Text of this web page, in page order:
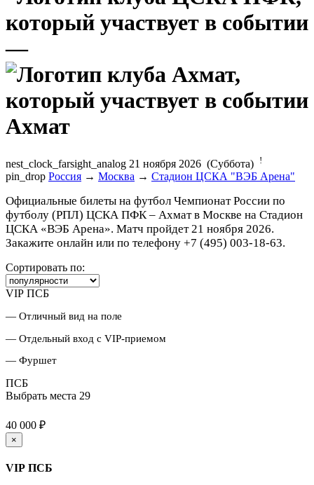
—
Ахмат
nest_clock_farsight_analog 21 ноября 2026 (Суббота) !
pin_drop Россия → Москва → Стадион ЦСКА "ВЭБ Арена"
Официальные билеты на футбол Чемпионат России по
футболу (РПЛ) ЦСКА ПФК – Ахмат в Москве на Стадион
ЦСКА «ВЭБ Арена». Матч пройдет 21 ноября 2026.
Закажите онлайн или по телефону +7 (495) 003-18-63.
Сортировать по:
VIP ПСБ
— Отличный вид на поле
— Отдельный вход с VIP-приемом
— Фуршет
ПСБ
Выбрать места 29
40 000 ₽
×
VIP ПСБ